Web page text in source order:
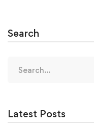
Search
for:
Latest Posts